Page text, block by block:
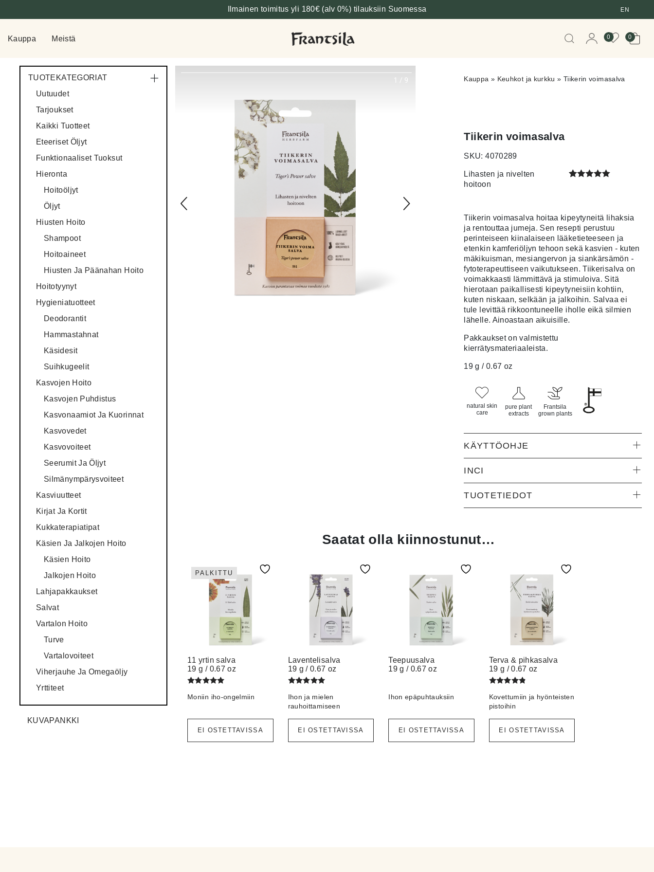
Ilmainen toimitus yli 180€ (alv 0%) tilauksiin Suomessa EN
Kauppa Meistä When autocomplete
0 0
TUOTEKATEGORIAT
Uutuudet
Tarjoukset
Kaikki Tuotteet
Eteeriset Öljyt
Funktionaaliset Tuoksut
Hieronta
Hoitoöljyt
Öljyt
Hiusten Hoito
Shampoot
Hoitoaineet
Hiusten Ja Päänahan Hoito
Hoitotyynyt
Hygieniatuotteet
Deodorantit
Hammastahnat
Käsidesit
Suihkugeelit
Kasvojen Hoito
Kasvojen Puhdistus
Kasvonaamiot Ja Kuorinnat
Kasvovedet
Kasvovoiteet
Seerumit Ja Öljyt
Silmänympärysvoiteet
Kasviuutteet
Kirjat Ja Kortit
Kukkaterapiatipat
Käsien Ja Jalkojen Hoito
Käsien Hoito
Jalkojen Hoito
Lahjapakkaukset
Salvat
Vartalon Hoito
Turve
Vartalovoiteet
Viherjauhe Ja Omegaöljy
Yrttiteet
KUVAPANKKI
1 / 9 Kauppa » Keuhkot ja kurkku » Tiikerin voimasalva
Tiikerin voimasalva
SKU: 4070289
Lihasten ja nivelten
hoitoon
perustuen
asiakkaan
arvotukseen.
Tiikerin voimasalva hoitaa kipeytyneitä lihaksia
ja rentouttaa jumeja. Sen resepti perustuu
perinteiseen kiinalaiseen lääketieteeseen ja
etenkin kamferiöljyn tehoon sekä kasvien - kuten
mäkikuisman, mesiangervon ja siankärsämön -
fytoterapeuttiseen vaikutukseen. Tiikerisalva on
voimakkaasti lämmittävä ja stimuloiva. Sitä
hierotaan paikallisesti kipeytyneisiin kohtiin,
kuten niskaan, selkään ja jalkoihin. Salvaa ei
tule levittää rikkoontuneelle iholle eikä silmien
lähelle. Ainoastaan aikuisille.
Pakkaukset on valmistettu
kierrätysmateriaaleista.
19 g / 0.67 oz
natural skin
care
pure plant
extracts
Frantsila
grown plants
KÄYTTÖOHJE
INCI
TUOTETIEDOT
Saatat olla kiinnostunut…
PALKITTU
11 yrtin salva
19 g / 0.67 oz
tuotteesta:
Moniin iho-ongelmiin
EI OSTETTAVISSA
Laventelisalva
19 g / 0.67 oz
tuotteesta:
5.00/ 5
Ihon ja mielen
rauhoittamiseen
EI OSTETTAVISSA
Teepuusalva
19 g / 0.67 oz
Ihon epäpuhtauksiin
EI OSTETTAVISSA
Terva & pihkasalva
19 g / 0.67 oz
tuotteesta:
4.75/ 5
Kovettumiin ja hyönteisten
pistoihin
EI OSTETTAVISSA